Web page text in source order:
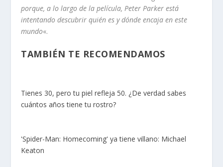
porque, a lo largo de la película, Peter Parker está
intentando descubrir quién es y dónde encaja en este
mundo«.
TAMBIÉN TE RECOMENDAMOS
Tienes 30, pero tu piel refleja 50. ¿De verdad sabes
cuántos años tiene tu rostro?
'Spider-Man: Homecoming' ya tiene villano: Michael
Keaton